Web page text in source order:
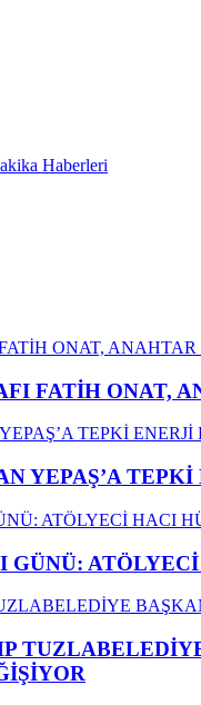
FATİH ONAT,
YEPAŞ’A